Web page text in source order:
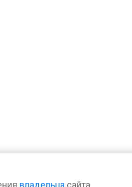
владельца сайта